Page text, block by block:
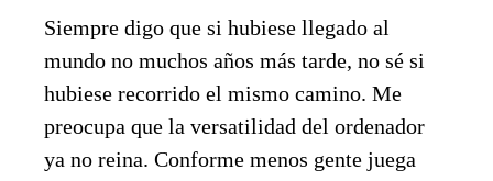
Siempre digo que si hubiese llegado al
mundo no muchos años más tarde, no sé si
hubiese recorrido el mismo camino. Me
preocupa que la versatilidad del ordenador
ya no reina. Conforme menos gente juega